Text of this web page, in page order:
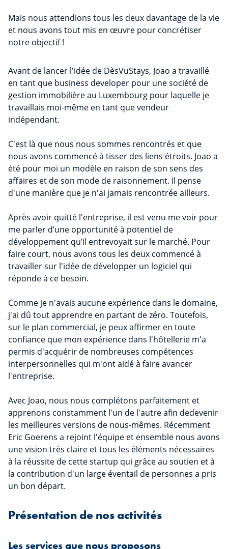
Mais nous attendions tous les deux davantage de la vie
et nous avons tout mis en œuvre pour concrétiser
notre objectif !
Avant de lancer l'idée de DèsVuStays, Joao a travaillé
en tant que business developer pour une société de
gestion immobilière au Luxembourg pour laquelle je
travaillais moi-même en tant que vendeur
indépendant.
C'est là que nous nous sommes rencontrés et que
nous avons commencé à tisser des liens étroits. Joao a
été pour moi un modèle en raison de son sens des
affaires et de son mode de raisonnement. Il pense
d'une manière que je n'ai jamais rencontrée ailleurs.
Après avoir quitté l'entreprise, il est venu me voir pour
me parler d’une opportunité à potentiel de
développement qu’il entrevoyait sur le marché. Pour
faire court, nous avons tous les deux commencé à
travailler sur l'idée de développer un logiciel qui
réponde à ce besoin.
Comme je n'avais aucune expérience dans le domaine,
j'ai dû tout apprendre en partant de zéro. Toutefois,
sur le plan commercial, je peux affirmer en toute
confiance que mon expérience dans l'hôtellerie m'a
permis d'acquérir de nombreuses compétences
interpersonnelles qui m'ont aidé à faire avancer
l'entreprise.
Avec Joao, nous nous complétons parfaitement et
apprenons constamment l'un de l'autre afin dedevenir
les meilleures versions de nous-mêmes. Récemment
Eric Goerens a rejoint l'équipe et ensemble nous avons
une vision très claire et tous les éléments nécessaires
à la réussite de cette startup qui grâce au soutien et à
la contribution d'un large éventail de personnes a pris
un bon départ.
Présentation de nos activités
Les services que nous proposons